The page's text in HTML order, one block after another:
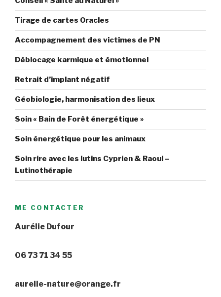
Tirage de cartes Oracles
Accompagnement des victimes de PN
Déblocage karmique et émotionnel
Retrait d’implant négatif
Géobiologie, harmonisation des lieux
Soin « Bain de Forêt énergétique »
Soin énergétique pour les animaux
Soin rire avec les lutins Cyprien & Raoul –
Lutinothérapie
ME CONTACTER
Aurélie Dufour
06 73 71 34 55
aurelie-nature@orange.fr